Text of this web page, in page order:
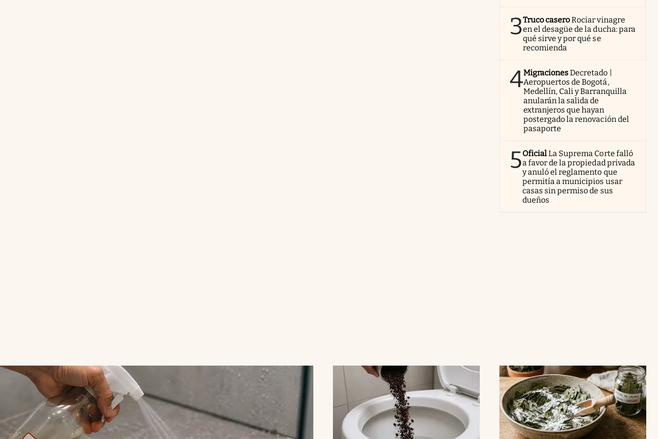
3Truco caseroRociar vinagre
en el desagüe de la ducha: para
qué sirve y por qué se
recomienda
4MigracionesDecretado |
Aeropuertos de Bogotá,
Medellín, Cali y Barranquilla
anularán la salida de
extranjeros que hayan
postergado la renovación del
pasaporte
5OficialLa Suprema Corte falló
a favor de la propiedad privada
y anuló el reglamento que
permitía a municipios usar
casas sin permiso de sus
dueños